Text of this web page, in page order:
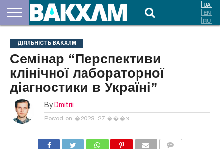
НАС
ВНЕСКИ
ДОКУМЕНТИ
НОВИНИ
КОНТАКТИ
ДІЯЛЬНІСТЬ ВАКХЛМ
Семінар “Перспективи
клінічної лабораторної
діагностики в Україні”
By Dmitrii
Posted on �צ��� 27, 2023